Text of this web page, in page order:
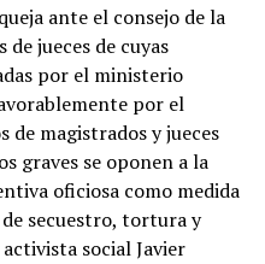
ante el consejo de la
jueces de cuyas
por el ministerio
por el
de magistrados y jueces
graves se oponen a la
oficiosa como medida
secuestro, tortura y
social Javier